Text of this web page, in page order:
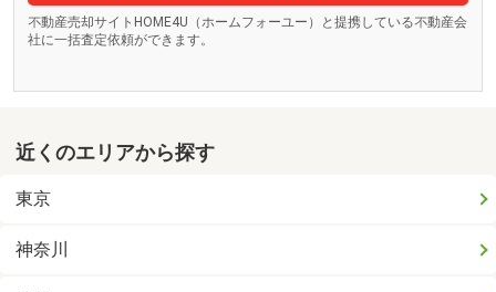
不動産売却サイトHOME4U（ホームフォーユー）と提携している不動産会
社に一括査定依頼ができます。
近くのエリアから探す
東京
神奈川